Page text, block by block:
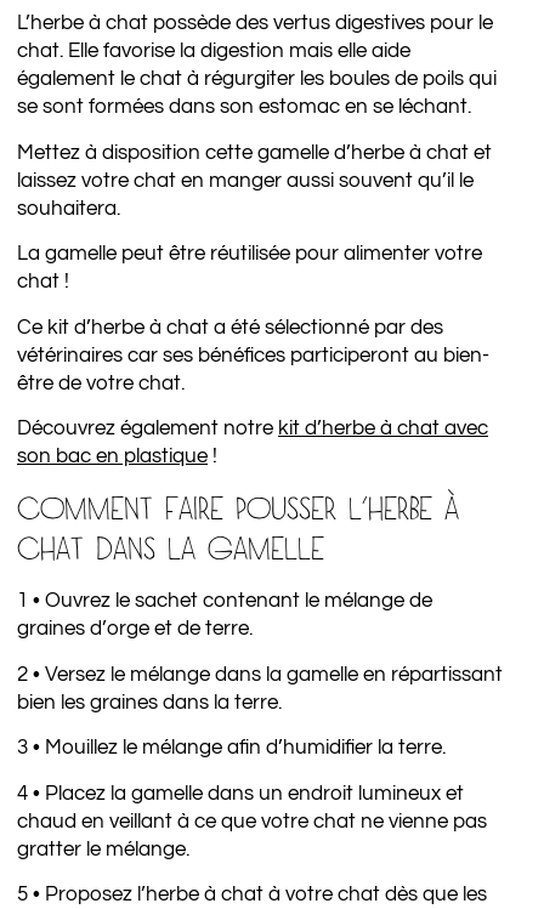
L’herbe à chat possède des vertus digestives pour le
chat. Elle favorise la digestion mais elle aide
également le chat à régurgiter les boules de poils qui
se sont formées dans son estomac en se léchant.
Mettez à disposition cette gamelle d’herbe à chat et
laissez votre chat en manger aussi souvent qu’il le
souhaitera.
La gamelle peut être réutilisée pour alimenter votre
chat !
Ce kit d’herbe à chat a été sélectionné par des
vétérinaires car ses bénéfices participeront au bien-
être de votre chat.
Découvrez également notre kit d’herbe à chat avec
son bac en plastique !
COMMENT FAIRE POUSSER L’HERBE À
CHAT DANS LA GAMELLE
1 • Ouvrez le sachet contenant le mélange de
graines d’orge et de terre.
2 • Versez le mélange dans la gamelle en répartissant
bien les graines dans la terre.
3 • Mouillez le mélange afin d’humidifier la terre.
4 • Placez la gamelle dans un endroit lumineux et
chaud en veillant à ce que votre chat ne vienne pas
gratter le mélange.
5 • Proposez l’herbe à chat à votre chat dès que les